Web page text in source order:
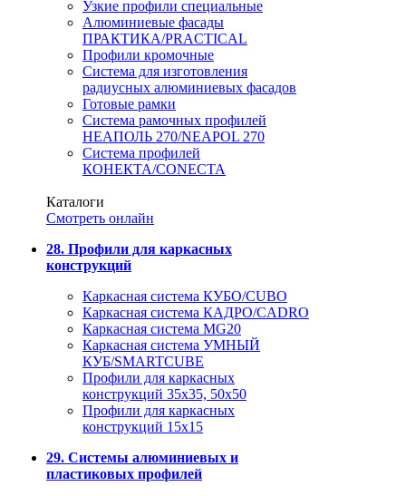
Узкие профили специальные
Алюминиевые фасады
ПРАКТИКА/PRACTICAL
Профили кромочные
Система для изготовления
радиусных алюминиевых фасадов
Готовые рамки
Система рамочных профилей
НЕАПОЛЬ 270/NEAPOL 270
Система профилей
КОНЕКТА/CONECTA
Каталоги
Смотреть онлайн
28. Профили для каркасных
конструкций
Каркасная система КУБО/CUBO
Каркасная система КАДРО/CADRO
Каркасная система MG20
Каркасная система УМНЫЙ
КУБ/SMARTCUBE
Профили для каркасных
конструкций 35x35, 50x50
Профили для каркасных
конструкций 15х15
29. Системы алюминиевых и
пластиковых профилей